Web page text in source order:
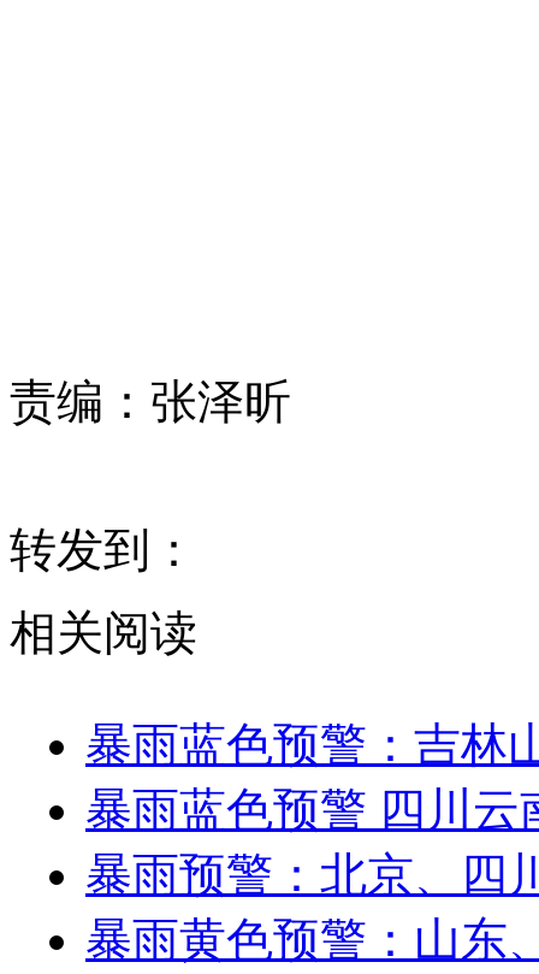
责编： 张泽昕
转发到：
相关阅读
暴雨蓝色预警：吉林
暴雨蓝色预警 四川
暴雨预警：北京、四
暴雨黄色预警：山东